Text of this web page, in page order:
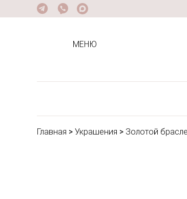
МЕНЮ
Главная > Украшения > Золотой